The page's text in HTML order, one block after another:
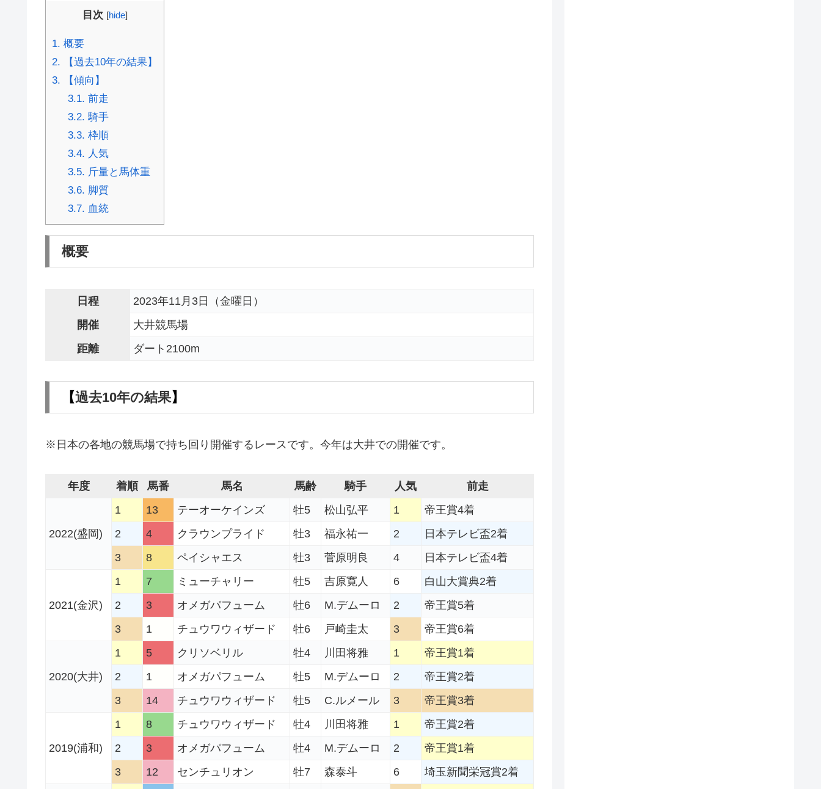
目次 [hide]
1. 概要
2. 【過去10年の結果】
3. 【傾向】
3.1. 前走
3.2. 騎手
3.3. 枠順
3.4. 人気
3.5. 斤量と馬体重
3.6. 脚質
3.7. 血統
概要
日程
2023年11月3日（金曜日）
開催
大井競馬場
距離
ダート2100m
【過去10年の結果】
※日本の各地の競馬場で持ち回り開催するレースです。今年は大井での開催です。
年度 着順 馬番 馬名 馬齢 騎手 人気 前走
2022(盛岡)
1 13 テーオーケインズ 牡5 松山弘平 1
帝王賞4着
2
4 クラウンプライド 牡3 福永祐一 2
日本テレビ盃2着
3
8 ペイシャエス 牡3 菅原明良 4 日本テレビ盃4着
2021(金沢)
1 7 ミューチャリー 牡5 吉原寛人 6
白山大賞典2着
2
3 オメガパフューム 牡6 M.デムーロ 2
帝王賞5着
3
1 チュウワウィザード 牡6 戸崎圭太 3 帝王賞6着
2020(大井)
1 5 クリソベリル 牡4 川田将雅 1
帝王賞1着
2
1 オメガパフューム 牡5 M.デムーロ 2
帝王賞2着
3
14 チュウワウィザード 牡5 C.ルメール 3 帝王賞3着
2019(浦和)
1 8 チュウワウィザード 牡4 川田将雅 1
帝王賞2着
2
3 オメガパフューム 牡4 M.デムーロ 2
帝王賞1着
3
12 センチュリオン 牡7 森泰斗 6 埼玉新聞栄冠賞2着